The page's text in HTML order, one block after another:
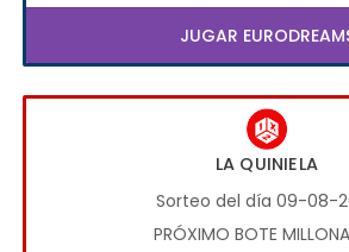
JUGAR
LA QUINIELA
Sorteo del día 09-08-
PRÓXIMO BOTE